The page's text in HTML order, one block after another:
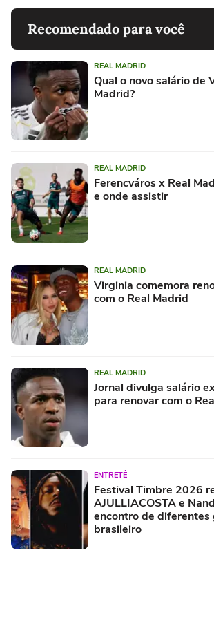
Recomendado para você
REAL MADRID
Qual o novo salário de
Madrid?
REAL MADRID
Ferencváros x Real
e onde assistir
REAL MADRID
Virginia comemora
com o Real Madrid
REAL MADRID
Jornal divulga salário
para renovar com o
ENTRETÊ
Festival Timbre 2026
AJULLIACOSTA e
encontro de diferentes
brasileiro